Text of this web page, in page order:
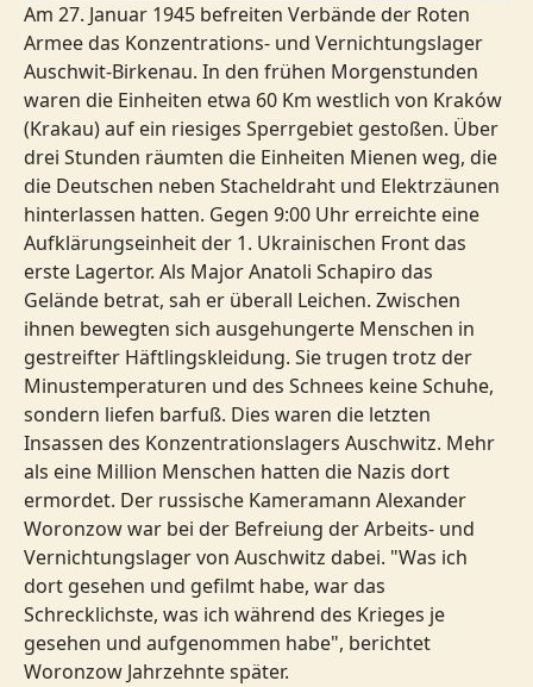
Am 27. Januar 1945 befreiten Verbände der Roten
Armee das Konzentrations- und Vernichtungslager
Auschwit-Birkenau. In den frühen Morgenstunden
waren die Einheiten etwa 60 Km westlich von Kraków
(Krakau) auf ein riesiges Sperrgebiet gestoßen. Über
drei Stunden räumten die Einheiten Mienen weg, die
die Deutschen neben Stacheldraht und Elektrzäunen
hinterlassen hatten. Gegen 9:00 Uhr erreichte eine
Aufklärungseinheit der 1. Ukrainischen Front das
erste Lagertor. Als Major Anatoli Schapiro das
Gelände betrat, sah er überall Leichen. Zwischen
ihnen bewegten sich ausgehungerte Menschen in
gestreifter Häftlingskleidung. Sie trugen trotz der
Minustemperaturen und des Schnees keine Schuhe,
sondern liefen barfuß. Dies waren die letzten
Insassen des Konzentrationslagers Auschwitz. Mehr
als eine Million Menschen hatten die Nazis dort
ermordet. Der russische Kameramann Alexander
Woronzow war bei der Befreiung der Arbeits- und
Vernichtungslager von Auschwitz dabei. "Was ich
dort gesehen und gefilmt habe, war das
Schrecklichste, was ich während des Krieges je
gesehen und aufgenommen habe", berichtet
Woronzow Jahrzehnte später.